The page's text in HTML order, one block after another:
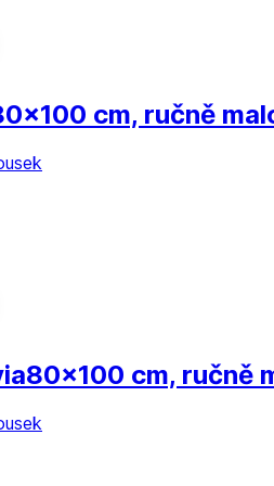
cm, ručně
80x100 cm, ručně